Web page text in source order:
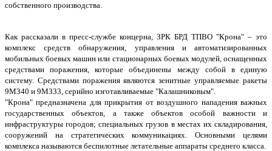
собственного производства.
Как рассказали в пресс-службе концерна, ЗРК БРД ТПВО "Крона" – это
комплекс средств обнаружения, управления и автоматизированных
мобильных боевых машин или стационарных боевых модулей, оснащенных
средствами поражения, которые объединены между собой в единую
систему. Средствами поражения являются зенитные управляемые ракеты
9М340 и 9М333, серийно изготавливаемые "Калашниковым".
"Крона" предназначена для прикрытия от воздушного нападения важных
государственных объектов, а также объектов особой важности и
инфраструктуры городов; специальных грузов в местах их складирования,
сооружений на стратегических коммуникациях. Основными целями
комплекса называются беспилотные летательные аппараты среднего класса.